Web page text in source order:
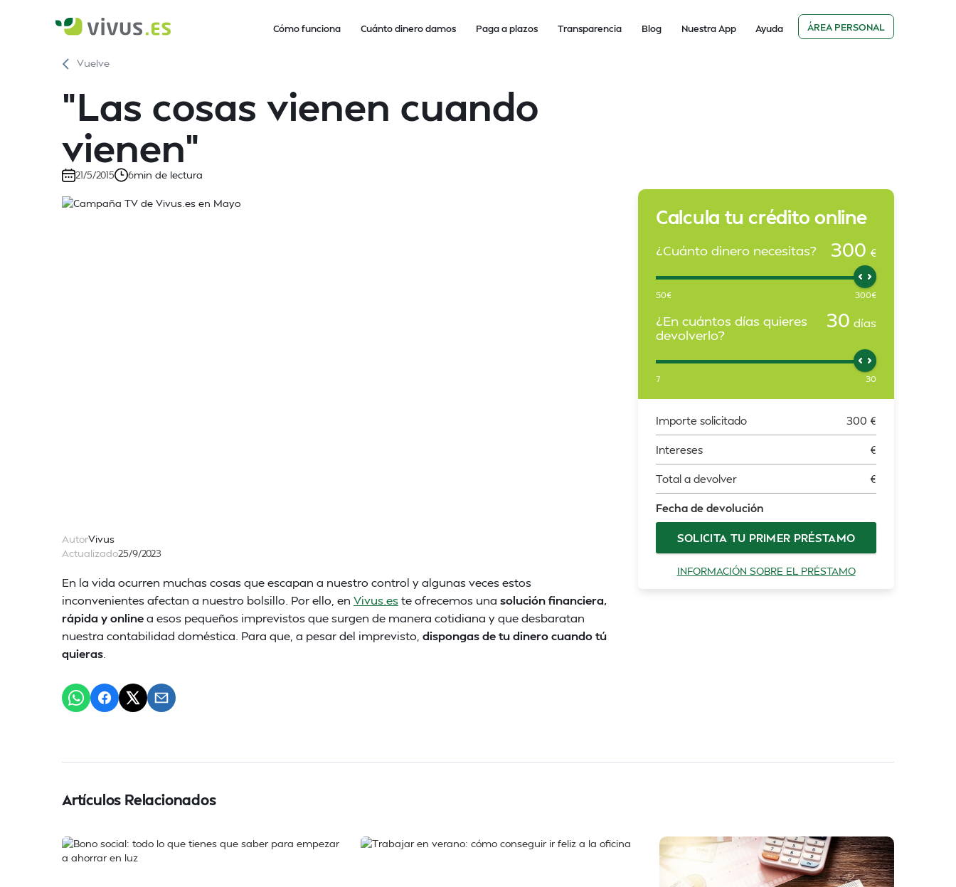
Cómo funciona Cuánto dinero damos Paga a plazos Transparencia Blog Nuestra App Ayuda ÁREA PERSONAL
Vuelve
"Las cosas vienen cuando
vienen"
21/5/2015 6min de lectura
AutorVivus
Actualizado25/9/2023
En la vida ocurren muchas cosas que escapan a nuestro control y algunas veces estos
inconvenientes afectan a nuestro bolsillo. Por ello, en Vivus.este ofrecemos una solución financiera,
rápida y onlinea esos pequeños imprevistos que surgen de manera cotidiana y que desbaratan
nuestra contabilidad doméstica. Para que, a pesar del imprevisto, dispongas de tu dinero cuando tú
quieras
Calcula tu crédito online
¿Cuánto dinero necesitas? 300 €
50€ 300€
¿En cuántos días quieres
devolverlo?
30 días
7 30
Importe solicitado 300 €
Intereses €
Total a devolver €
Fecha de devolución
SOLICITA TU PRIMER PRÉSTAMO
INFORMACIÓN SOBRE EL PRÉSTAMO
Artículos Relacionados